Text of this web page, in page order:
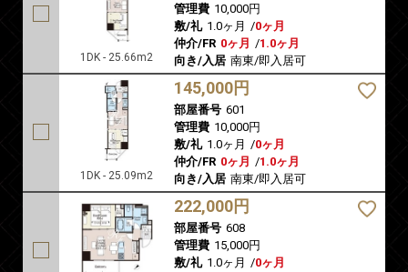
1DK - 25.66m2
管理費 10,000円
敷/礼 1.0ヶ月 /0ヶ月
仲介/FR 0ヶ月 /1.0ヶ月
向き/入居 南東/即入居可
1DK - 25.09m2
145,000円
部屋番号 601
管理費 10,000円
敷/礼 1.0ヶ月 /0ヶ月
仲介/FR 0ヶ月 /1.0ヶ月
向き/入居 南東/即入居可
222,000円
部屋番号 608
管理費 15,000円
敷/礼 1.0ヶ月 /0ヶ月